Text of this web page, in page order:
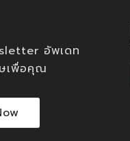
อัพเดท
เพื่อคุณ